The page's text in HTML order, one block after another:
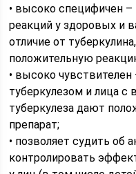
• высоко специфичен
реакций у здоровых и
отличие от
положительную
• высоко
туберкулезом и лица
туберкулеза дают
препарат;
• позволяет судить об
контролировать